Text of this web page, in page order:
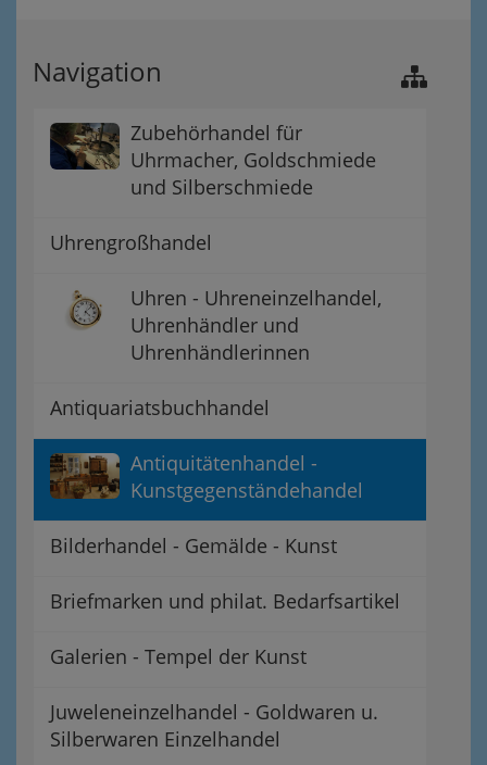
Navigation
Zubehörhandel für
Uhrmacher, Goldschmiede
und Silberschmiede
Uhrengroßhandel
Uhren - Uhreneinzelhandel,
Uhrenhändler und
Uhrenhändlerinnen
Antiquariatsbuchhandel
Antiquitätenhandel -
Kunstgegenständehandel
Bilderhandel - Gemälde - Kunst
Briefmarken und philat. Bedarfsartikel
Galerien - Tempel der Kunst
Juweleneinzelhandel - Goldwaren u.
Silberwaren Einzelhandel